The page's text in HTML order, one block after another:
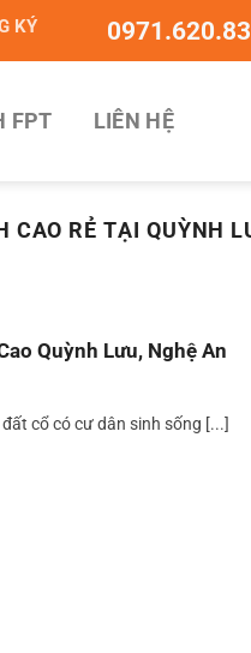
KÝ
FPT LIÊN HỆ
RẺ TẠI QUỲNH
Quỳnh Lưu, Nghệ An
cổ có cư dân sinh sống [...]